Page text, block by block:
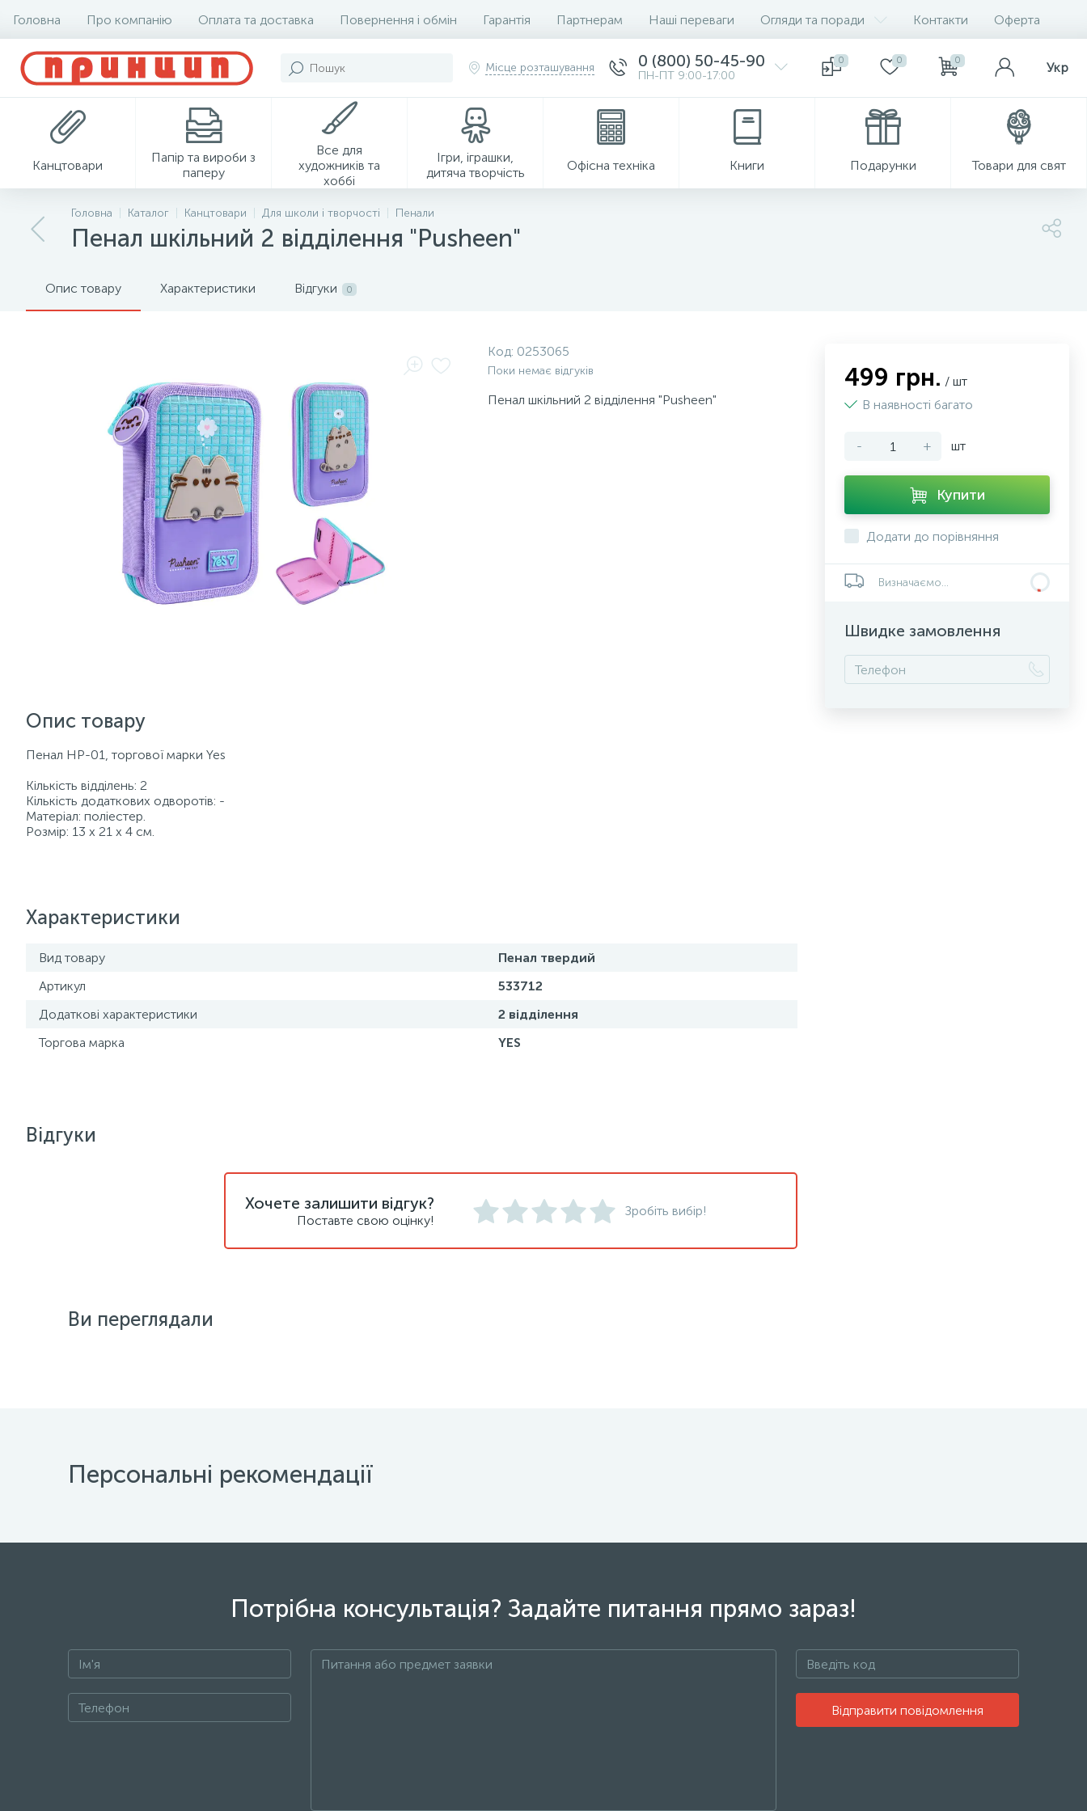
Головна Про компанію Оплата та доставка Повернення і обмін Гарантія Партнерам Наші переваги Огляди та поради Контакти Оферта
Місце розташування 0 (800) 50-45-90
ПН-ПТ 9:00-17:00
0 0 0 Укр
Канцтовари
Папір та вироби з
паперу
Все для
художників та
хоббі
Ігри, іграшки,
дитяча творчість
Офісна техніка Книги Подарунки Товари для свят
Головна Каталог Канцтовари Для школи і творчості Пенали
Пенал шкільний 2 відділення "Pusheen"
Опис товару Характеристики Відгуки 0
Код: 0253065
Поки немає відгуків
Пенал шкільний 2 відділення "Pusheen"
Опис товару
Пенал HP-01, торгової марки Yes
Кількість відділень: 2
Кількість додаткових одворотів: -
Матеріал: поліестер.
Розмір: 13 х 21 х 4 см.
Характеристики
Вид товару
Пенал твердий
Артикул
533712
Додаткові характеристики
2 відділення
Торгова марка
YES
499 грн. / шт
В наявності багато
- + шт
Купити
Додати до порівняння
Визначаємо...
Швидке замовлення
Відгуки
Хочете залишити відгук?
Поставте свою оцінку!
Зробіть вибір!
Ви переглядали
Персональні рекомендації
Потрібна консультація? Задайте питання прямо зараз!
Відправити повідомлення